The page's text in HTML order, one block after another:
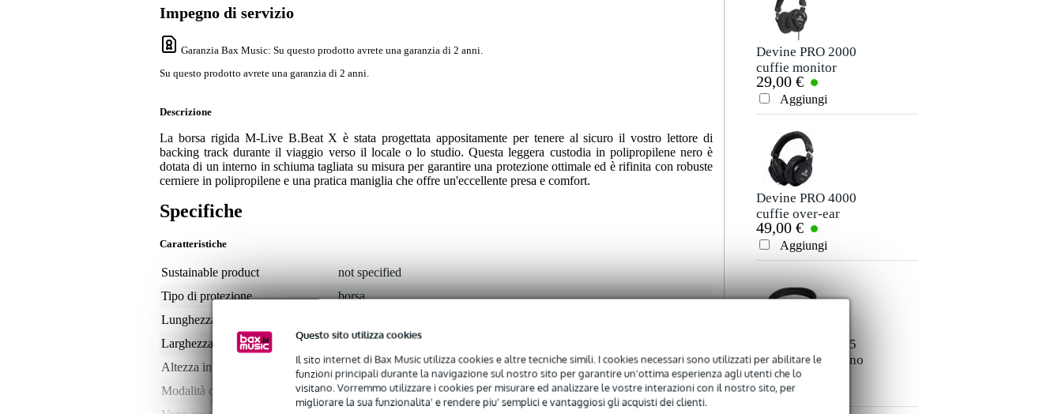
Questo sito utilizza cookies
Il sito internet di Bax Music utilizza cookies e altre tecniche simili. I cookies necessari sono utilizzati per abilitare le
funzioni principali durante la navigazione sul nostro sito per garantire un'ottima esperienza agli utenti che lo
visitano. Vorremmo utilizzare i cookies per misurare ed analizzare le vostre interazioni con il nostro sito, per
migliorare la sua funzionalita' e rendere piu' semplici e vantaggiosi gli acquisti dei clienti.
Impegno di servizio
Garanzia Bax Music: Su questo prodotto avrete una garanzia di 2 anni.
Su questo prodotto avrete una garanzia di 2 anni.
Descrizione
La borsa rigida M-Live B.Beat X è stata progettata appositamente per tenere al sicuro il vostro lettore di
backing track durante il viaggio verso il locale o lo studio. Questa leggera custodia in polipropilene nero è
dotata di un interno in schiuma tagliata su misura per garantire una protezione ottimale ed è rifinita con robuste
cerniere in polipropilene e una pratica maniglia che offre un'eccellente presa e comfort.
Specifiche
Caratteristiche
Sustainable product
not specified
Tipo di protezione
borsa
Lunghezza interno
Larghezza interno
non specificato
Altezza interno
non specificato
Modalità di trasporto
maniglia
Soprannome
Valutazione
Commento
Inviare
Non ci sono ancora recensioni per questo prodotto.
Devine PRO 2000
cuffie monitor
29,00 €
Aggiungi
Devine PRO 4000
cuffie over-ear
49,00 €
Aggiungi
Devine JACM/1.5
cavo segnale mono
jack - jack 1,5 m
2,95 €
Aggiungi